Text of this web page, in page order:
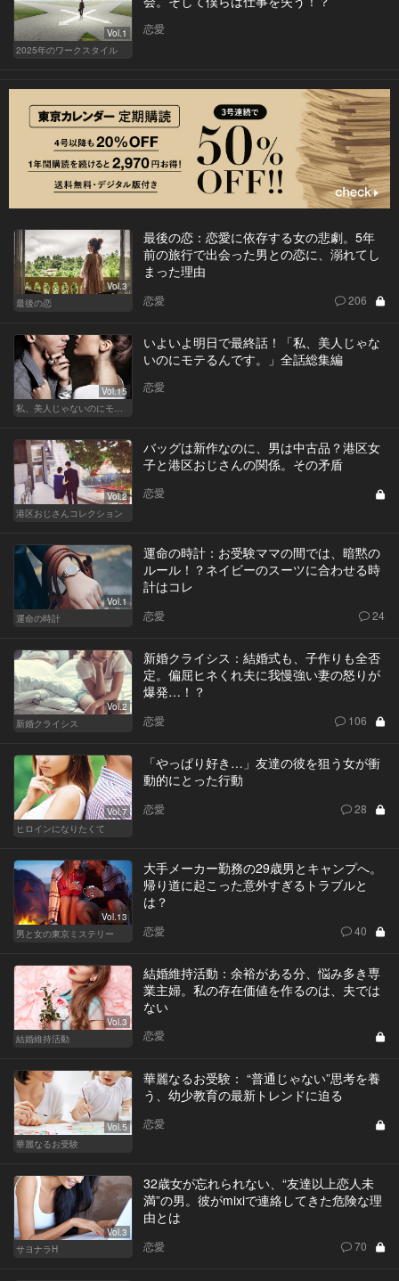
Vol.1
2025年のワークスタイル
恋愛
Vol.3
最後の恋
最後の恋：恋愛に依存する女の悲劇。5年
前の旅行で出会った男との恋に、溺れてし
まった理由
恋愛 206
Vol.15
私、美人じゃないのにモテるんです。
いよいよ明日で最終話！「私、美人じゃな
いのにモテるんです。」全話総集編
恋愛
Vol.2
港区おじさんコレクション
バッグは新作なのに、男は中古品？港区女
子と港区おじさんの関係。その矛盾
恋愛
Vol.1
運命の時計
運命の時計：お受験ママの間では、暗黙の
ルール！？ネイビーのスーツに合わせる時
計はコレ
恋愛 24
Vol.2
新婚クライシス
新婚クライシス：結婚式も、子作りも全否
定。偏屈ヒネくれ夫に我慢強い妻の怒りが
爆発…！？
恋愛 106
Vol.7
ヒロインになりたくて
「やっぱり好き…」友達の彼を狙う女が衝
動的にとった行動
恋愛 28
Vol.13
男と女の東京ミステリー
大手メーカー勤務の29歳男とキャンプへ。
帰り道に起こった意外すぎるトラブルと
は？
恋愛 40
Vol.3
結婚維持活動
結婚維持活動：余裕がある分、悩み多き専
業主婦。私の存在価値を作るのは、夫では
ない
恋愛
Vol.5
華麗なるお受験
華麗なるお受験： “普通じゃない”思考を養
う、幼少教育の最新トレンドに迫る
恋愛
Vol.3
サヨナラH
32歳女が忘れられない、“友達以上恋人未
満”の男。彼がmixiで連絡してきた危険な理
由とは
恋愛 70